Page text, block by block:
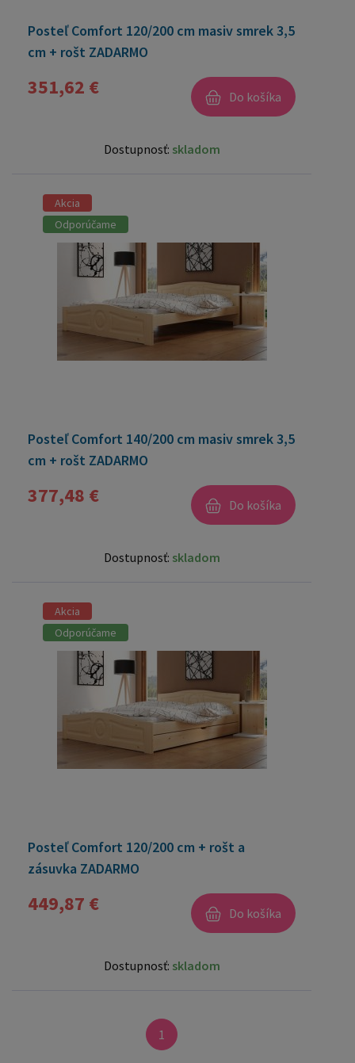
Posteľ Comfort 120/200 cm masiv smrek 3,5
cm + rošt ZADARMO
351,62 € Do košíka
Dostupnosť: skladom
Akcia
Odporúčame
Posteľ Comfort 140/200 cm masiv smrek 3,5
cm + rošt ZADARMO
377,48 € Do košíka
Dostupnosť: skladom
Akcia
Odporúčame
Posteľ Comfort 120/200 cm + rošt a
zásuvka ZADARMO
449,87 € Do košíka
Dostupnosť: skladom
1